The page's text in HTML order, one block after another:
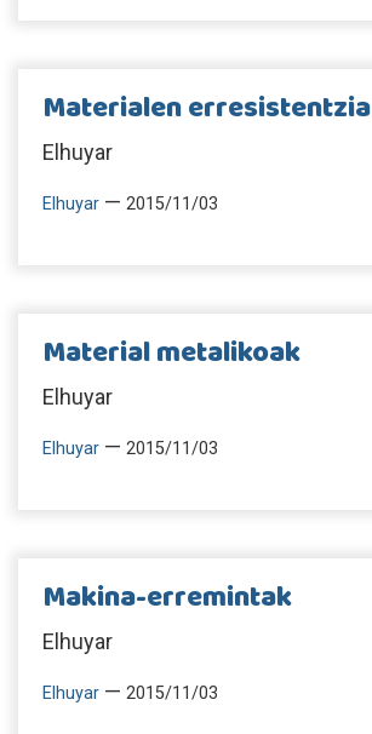
Materialen erresistentzia
Elhuyar
Elhuyar — 2015/11/03
Material metalikoak
Elhuyar
Elhuyar — 2015/11/03
Makina-erremintak
Elhuyar
Elhuyar — 2015/11/03